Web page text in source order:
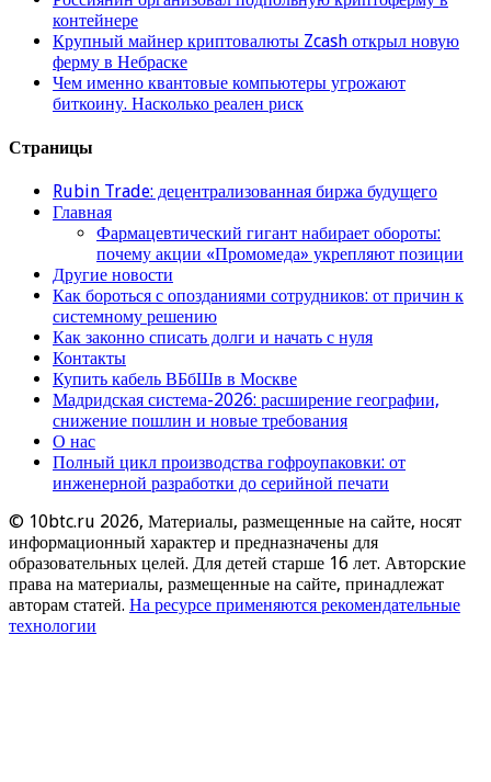
контейнере
Крупный майнер криптовалюты Zcash открыл новую
ферму в Небраске
Чем именно квантовые компьютеры угрожают
биткоину. Насколько реален риск
Страницы
Rubin Trade: децентрализованная биржа будущего
Главная
Фармацевтический гигант набирает обороты:
почему акции «Промомеда» укрепляют позиции
Другие новости
Как бороться с опозданиями сотрудников: от причин к
системному решению
Как законно списать долги и начать с нуля
Контакты
Купить кабель ВБбШв в Москве
Мадридская система-2026: расширение географии,
снижение пошлин и новые требования
О нас
Полный цикл производства гофроупаковки: от
инженерной разработки до серийной печати
© 10btc.ru 2026, Материалы, размещенные на сайте, носят
информационный характер и предназначены для
образовательных целей. Для детей старше 16 лет. Авторские
права на материалы, размещенные на сайте, принадлежат
авторам статей. На ресурсе применяются рекомендательные
технологии